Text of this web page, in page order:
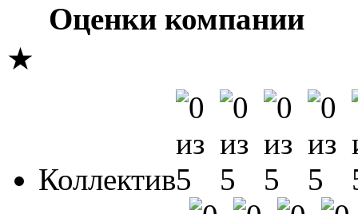
Оценки компании
★
Коллектив